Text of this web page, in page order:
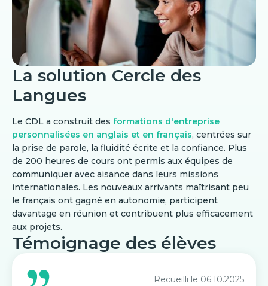
La solution Cercle des
Langues
Le CDL a construit des formations d'entreprise
personnalisées en anglais et en français, centrées sur
la prise de parole, la fluidité écrite et la confiance. Plus
de 200 heures de cours ont permis aux équipes de
communiquer avec aisance dans leurs missions
internationales. Les nouveaux arrivants maîtrisant peu
le français ont gagné en autonomie, participent
davantage en réunion et contribuent plus efficacement
aux projets.
Témoignage des élèves
Recueilli le 06.10.2025